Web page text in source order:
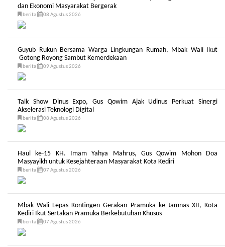
dan Ekonomi Masyarakat Bergerak
berita 08 Agustus 2026
Guyub Rukun Bersama Warga Lingkungan Rumah, Mbak Wali Ikut
Gotong Royong Sambut Kemerdekaan
berita 09 Agustus 2026
Talk Show Dinus Expo, Gus Qowim Ajak Udinus Perkuat Sinergi
Akselerasi Teknologi Digital
berita 08 Agustus 2026
Haul ke-15 KH. Imam Yahya Mahrus, Gus Qowim Mohon Doa
Masyayikh untuk Kesejahteraan Masyarakat Kota Kediri
berita 07 Agustus 2026
Mbak Wali Lepas Kontingen Gerakan Pramuka ke Jamnas XII, Kota
Kediri Ikut Sertakan Pramuka Berkebutuhan Khusus
berita 07 Agustus 2026